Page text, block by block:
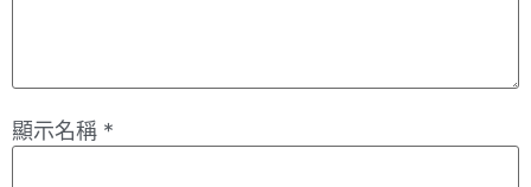
顯示名稱 *